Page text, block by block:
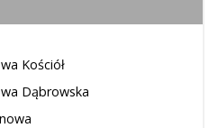
Kościół
Dąbrowska